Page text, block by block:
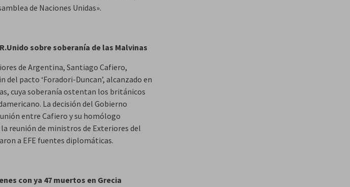
de Naciones Unidas».
sobre soberanía de las Malvinas
de Argentina, Santiago Cafiero,
del pacto ‘Foradori-Duncan’, alcanzado en
cuya soberanía ostentan los británicos
La decisión del Gobierno
entre Cafiero y su homólogo
reunión de ministros de Exteriores del
a EFE fuentes diplomáticas.
con ya 47 muertos en Grecia